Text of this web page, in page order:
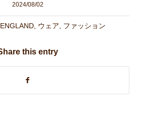
2024/08/02
ウェア ファッション
this entry